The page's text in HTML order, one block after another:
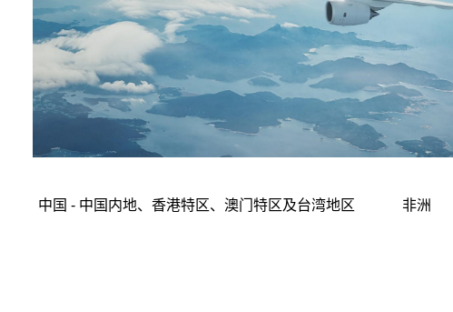
中国 - 中国内地、香港特区、澳门特区及台湾地区 非洲